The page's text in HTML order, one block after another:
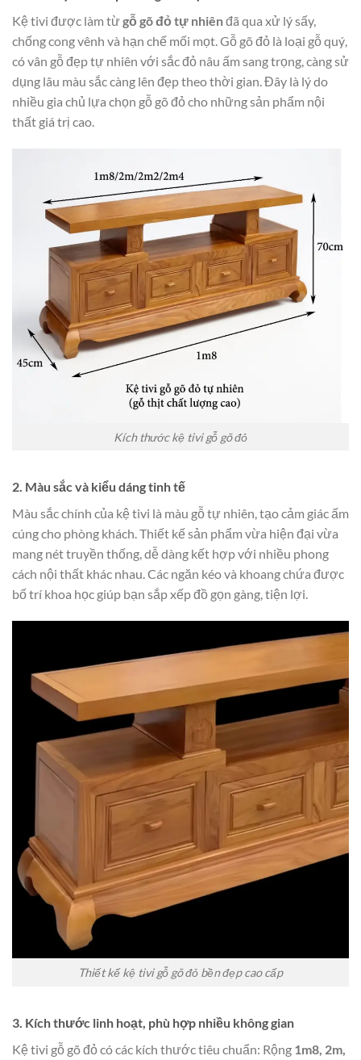
Kệ tivi được làm từgỗ gõ đỏ tự nhiênđã qua xử lý sấy,
chống cong vênh và hạn chế mối mọt. Gỗ gõ đỏ là loại gỗ quý,
có vân gỗ đẹp tự nhiên với sắc đỏ nâu ấm sang trọng, càng sử
dụng lâu màu sắc càng lên đẹp theo thời gian. Đây là lý do
nhiều gia chủ lựa chọn gỗ gõ đỏ cho những sản phẩm nội
thất giá trị cao.
Kích thước kệ tivi gỗ gõ đỏ
2. Màu sắc và kiểu dáng tinh tế
Màu sắc chính của kệ tivi là màu gỗ tự nhiên, tạo cảm giác ấm
cúng cho phòng khách. Thiết kế sản phẩm vừa hiện đại vừa
mang nét truyền thống, dễ dàng kết hợp với nhiều phong
cách nội thất khác nhau. Các ngăn kéo và khoang chứa được
bố trí khoa học giúp bạn sắp xếp đồ gọn gàng, tiện lợi.
Thiết kế kệ tivi gỗ gõ đỏ bền đẹp cao cấp
3. Kích thước linh hoạt, phù hợp nhiều không gian
Kệ tivi gỗ gõ đỏ có các kích thước tiêu chuẩn: Rộng 1m8, 2m,